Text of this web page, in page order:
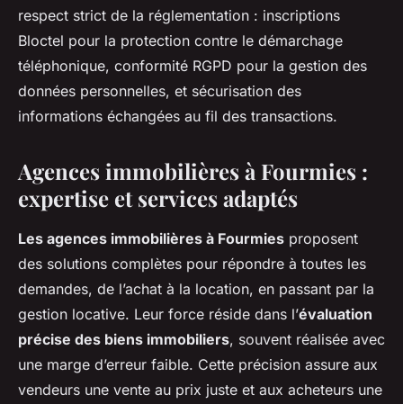
respect strict de la réglementation : inscriptions
Bloctel pour la protection contre le démarchage
téléphonique, conformité RGPD pour la gestion des
données personnelles, et sécurisation des
informations échangées au fil des transactions.
Agences immobilières à Fourmies :
expertise et services adaptés
Les agences immobilières à Fourmies proposent
des solutions complètes pour répondre à toutes les
demandes, de l’achat à la location, en passant par la
gestion locative. Leur force réside dans l’évaluation
précise des biens immobiliers, souvent réalisée avec
une marge d’erreur faible. Cette précision assure aux
vendeurs une vente au prix juste et aux acheteurs une